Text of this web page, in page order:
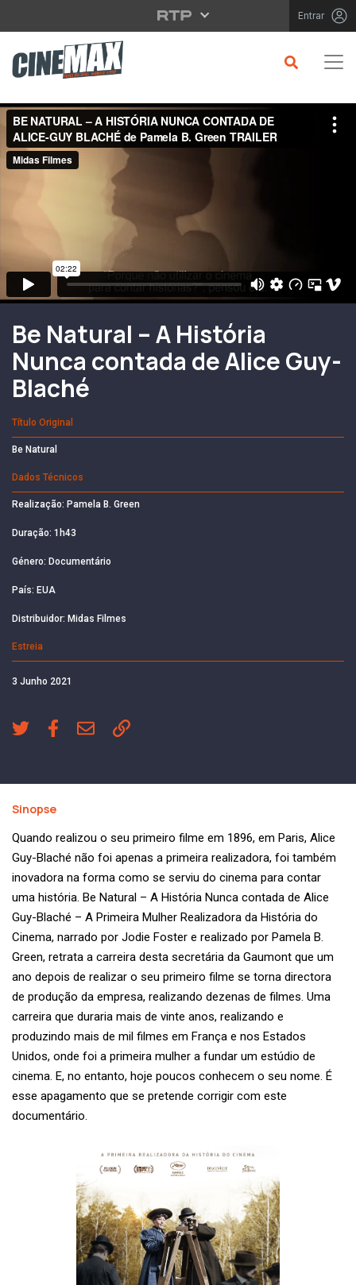
Saltar para o conteúdo principal Entrar
Filme em Cartaz
Be Natural – A História
Nunca contada de Alice Guy-
Blaché
Título Original
Be Natural
Dados Técnicos
Realização: Pamela B. Green
Duração: 1h43
Género: Documentário
País: EUA
Distribuidor: Midas Filmes
Estreia
3 Junho 2021
Sinopse
Quando realizou o seu primeiro filme em 1896, em Paris, Alice
Guy-Blaché não foi apenas a primeira realizadora, foi também
inovadora na forma como se serviu do cinema para contar
uma história. Be Natural – A História Nunca contada de Alice
Guy-Blaché – A Primeira Mulher Realizadora da História do
Cinema, narrado por Jodie Foster e realizado por Pamela B.
Green, retrata a carreira desta secretária da Gaumont que um
ano depois de realizar o seu primeiro filme se torna directora
de produção da empresa, realizando dezenas de filmes. Uma
carreira que duraria mais de vinte anos, realizando e
produzindo mais de mil filmes em França e nos Estados
Unidos, onde foi a primeira mulher a fundar um estúdio de
cinema. E, no entanto, hoje poucos conhecem o seu nome. É
esse apagamento que se pretende corrigir com este
documentário.